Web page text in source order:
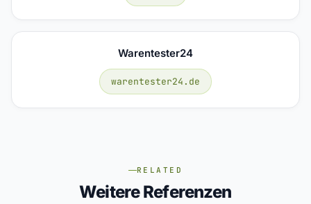
Warentester24
warentester24.de
RELATED
Weitere Referenzen